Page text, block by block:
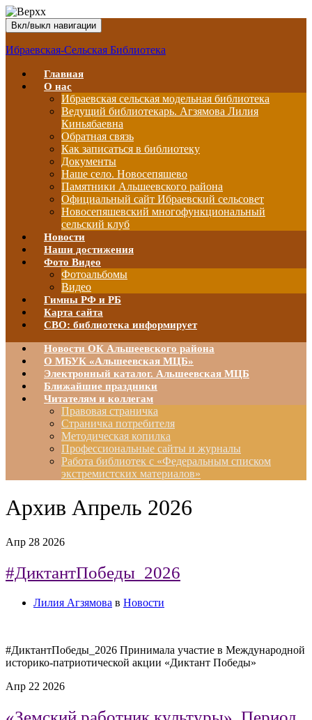
Вкл/выкл навигации
Ибраевская-Сельская Библиотека
Главная
О нас
Ибраевская сельская модельная библиотека
Ведущий библиотекарь. Агзямова Лилия
Киньябаевна
Обратная связь
Как записаться в библиотеку
Документы
Наше село. Новосепяшево
Памятники Альшеевского района
Официальный сайт Ибраевский сельсовет
Новосепяшевский многофункциональный
сельский клуб
Новости
Наши достижения
Фото Видео
Фотоальбомы
Видео
Гимны РФ и РБ
Карта сайта
СВО: библиотека информирует
Новости ОК Альшеевского района
О МБУК «Альшеевская МЦБ»
Электронный каталог. Альшеевская МЦБ
Ближайшие праздники
Читателям и коллегам
Правовая страничка
Страничка потребителя
Методическая копилка
Профессиональные сайты и журналы
Работа библиотек с «Федеральным списком
экстремистских материалов»
Архив Апрель 2026
Апр 28 2026
#ДиктантПобеды_2026
Лилия Агзямова в Новости
#ДиктантПобеды_2026 Принимала участие в Международной
историко-патриотической акции «Диктант Победы»
Апр 22 2026